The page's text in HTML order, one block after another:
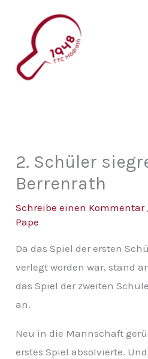
springen
2. Schüler
Berrenrath
Schreibe einen Kommentar
Pape
Da das Spiel der ersten
verlegt worden war, stand
das Spiel der zweiten
an.
Neu in die Mannschaft
erstes Spiel absolvierte.
t
c
i